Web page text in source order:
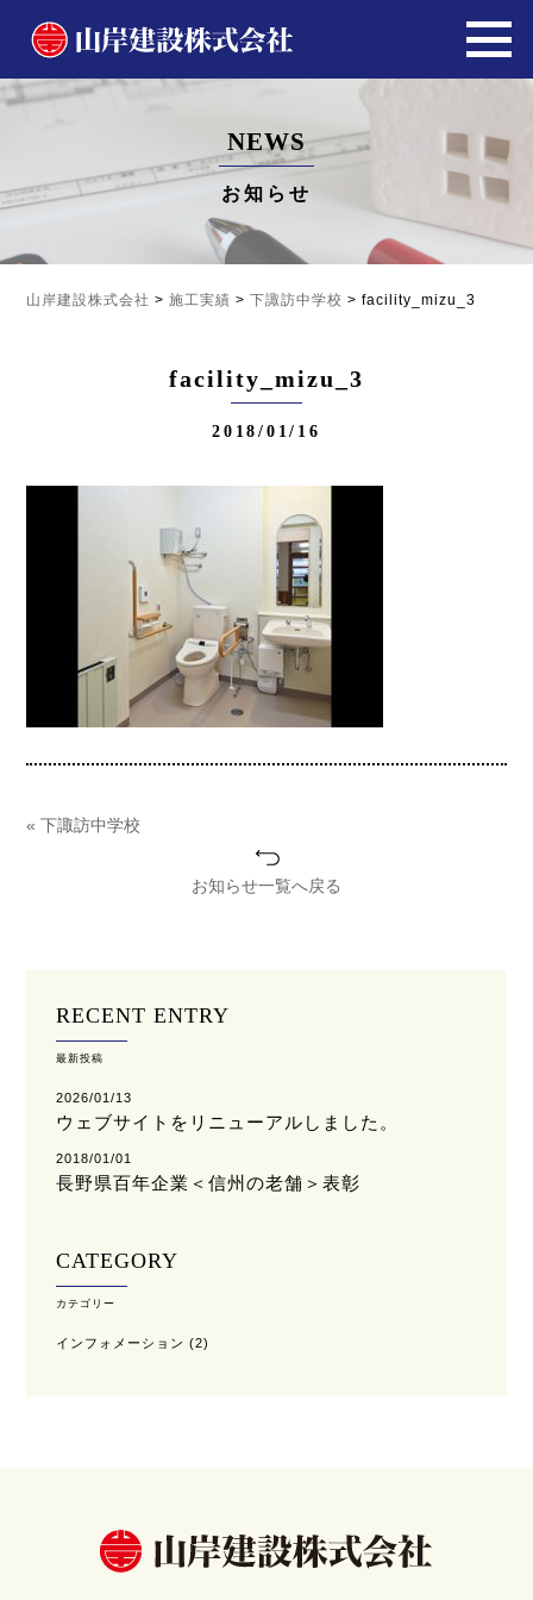
NEWS
お知らせ
山岸建設株式会社 >施工実績 >下諏訪中学校 >facility_mizu_3
facility_mizu_3
2018/01/16
« 下諏訪中学校
お知らせ一覧へ戻る
RECENT ENTRY
最新投稿
2026/01/13
ウェブサイトをリニューアルしました。
2018/01/01
長野県百年企業＜信州の老舗＞表彰
CATEGORY
カテゴリー
インフォメーション (2)